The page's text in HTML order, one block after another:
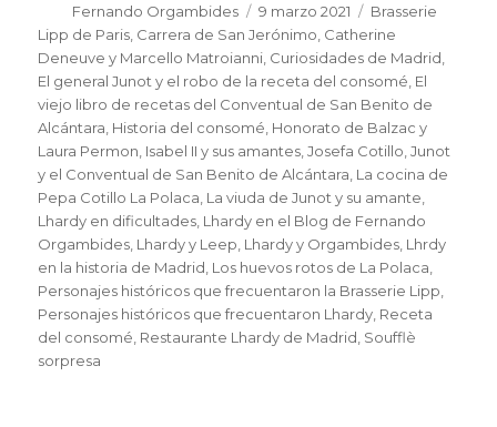
Autor
Fernando Orgambides
Publicado
el
9 marzo 2021 Etiquetas
Brasserie
Lipp de Paris Carrera de San Jerónimo Catherine
Deneuve y Marcello Matroianni Curiosidades de Madrid
El general Junot y el robo de la receta del consomé El
viejo libro de recetas del Conventual de San Benito de
Alcántara Historia del consomé Honorato de Balzac y
Laura Permon Isabel II y sus amantes ,Josefa Cotillo ,Junot
y el Conventual de San Benito de Alcántara La cocina de
Pepa Cotillo La Polaca La viuda de Junot y su amante
Lhardy en dificultades Lhardy en el Blog de Fernando
Orgambides Lhardy y Leep Lhardy y Orgambides Lhrdy
en la historia de Madrid Los huevos rotos de La Polaca
Personajes históricos que frecuentaron la Brasserie Lipp
Personajes históricos que frecuentaron Lhardy Receta
del consomé Restaurante Lhardy de Madrid Soufflè
sorpresa